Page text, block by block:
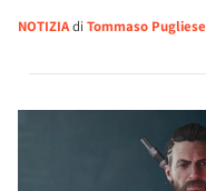
NOTIZIAdi Tommaso Pugliese